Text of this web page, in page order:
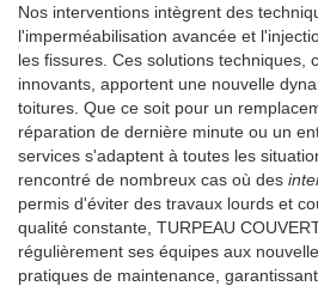
Nos interventions intègrent des
l'imperméabilisation avancée et
les fissures. Ces solutions techniques,
innovants, apportent une nouvelle
toitures. Que ce soit pour un
réparation de dernière minute ou un
services s'adaptent à toutes les
rencontré de nombreux cas où des
permis d'éviter des travaux lourds et
qualité constante, TURPEAU
régulièrement ses équipes aux
pratiques de maintenance,